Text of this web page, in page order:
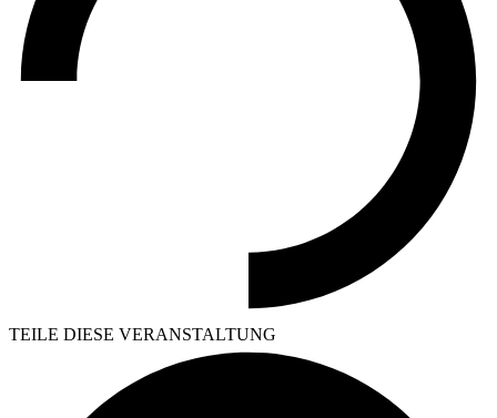
TEILE DIESE VERANSTALTUNG